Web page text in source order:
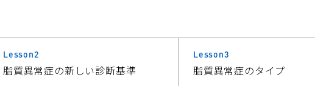
Lesson2
脂質異常症の新しい診断基準
Lesson3
脂質異常症のタイプ